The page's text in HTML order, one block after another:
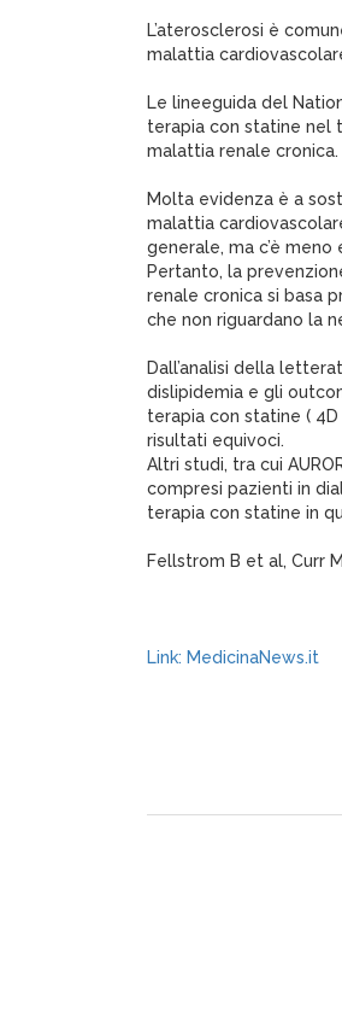
L’aterosclerosi è
malattia
Le lineeguida del
terapia con statine nel
malattia renale cronica.
Molta evidenza è a
malattia
generale, ma c’è
Pertanto, la
renale cronica si basa
che non riguardano la
Dall’analisi della
dislipidemia e gli
terapia con statine (
risultati equivoci.
Altri studi, tra cui
compresi pazienti in
terapia con statine in
Fellstrom B et al, Curr
Link: MedicinaNews.it